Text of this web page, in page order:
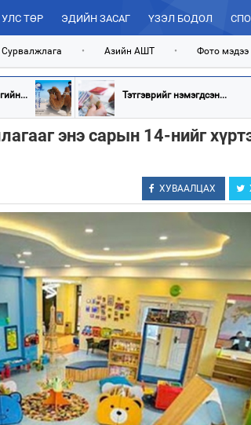
УЛС ТӨР ЭДИЙН ЗАСАГ ҮЗЭЛ БОДОЛ
Сурвалжлага • Азийн АШТ • Фото мэдээ
Тэтгэврийг нэмэгдсэн...
энэ сарын 14-нийг
ХУВААЛЦАХ